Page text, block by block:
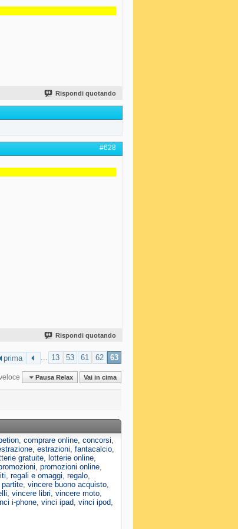
Rispondi quotando
#628
Rispondi quotando
prima 13 53 61 62 63
Pausa Relax Vai in cima
comprare online concorsi
estrazioni fantacalcio
gratuite lotterie online
promozioni online
regali e omaggi regalo
vincere buono acquisto
vincere libri vincere moto
i-phone vinci ipad vinci ipod